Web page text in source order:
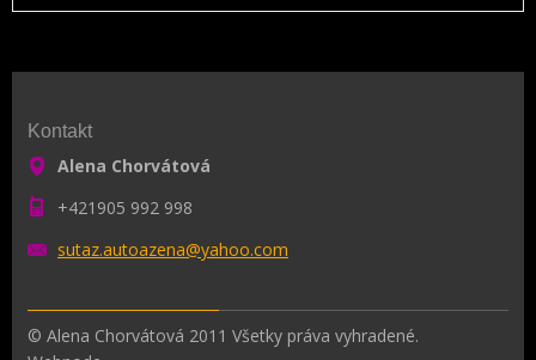
Kontakt
Alena Chorvátová
+421905 992 998
sutaz.autoazena@yahoo.com
© Alena Chorvátová 2011 Všetky práva vyhradené.